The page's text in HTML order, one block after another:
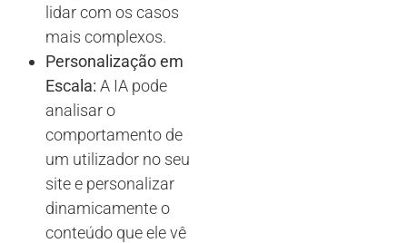
lidar com os casos
mais complexos.
Personalização em
Escala: A IA pode
analisar o
comportamento de
um utilizador no seu
site e personalizar
dinamicamente o
conteúdo que ele vê